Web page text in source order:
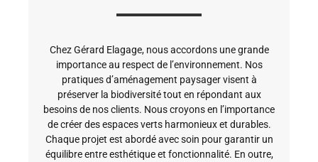
Chez Gérard Elagage, nous accordons une grande
importance au respect de l’environnement. Nos
pratiques d’aménagement paysager visent à
préserver la biodiversité tout en répondant aux
besoins de nos clients. Nous croyons en l’importance
de créer des espaces verts harmonieux et durables.
Chaque projet est abordé avec soin pour garantir un
équilibre entre esthétique et fonctionnalité. En outre,